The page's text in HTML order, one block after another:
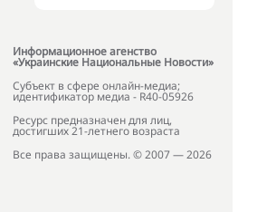
Информационное агенство
«Украинские Национальные Новости»
Субъект в сфере онлайн-медиа;
идентификатор медиа - R40-05926
Ресурс предназначен для лиц,
достигших 21-летнего возраста
Все права защищены. © 2007 — 2026